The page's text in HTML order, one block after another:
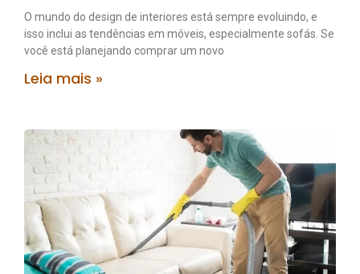
O mundo do design de interiores está sempre evoluindo, e
isso inclui as tendências em móveis, especialmente sofás. Se
você está planejando comprar um novo
Leia mais »